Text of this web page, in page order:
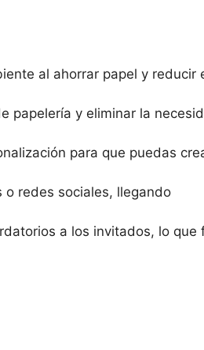
al ahorrar papel y reducir
papelería y eliminar la
para que puedas
redes sociales, llegando
a los invitados, lo que